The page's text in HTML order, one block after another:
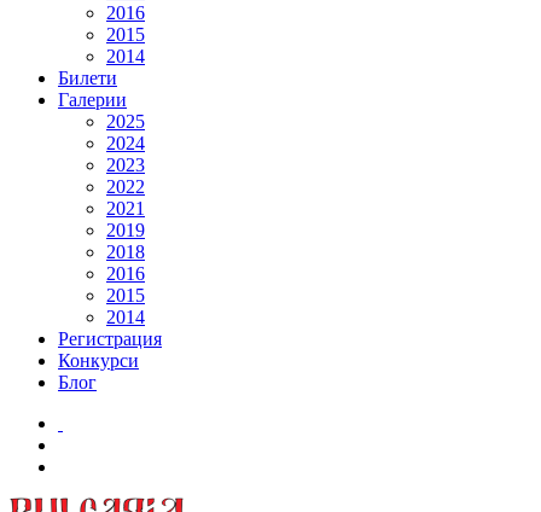
2016
2015
2014
Билети
Галерии
2025
2024
2023
2022
2021
2019
2018
2016
2015
2014
Регистрация
Конкурси
Блог